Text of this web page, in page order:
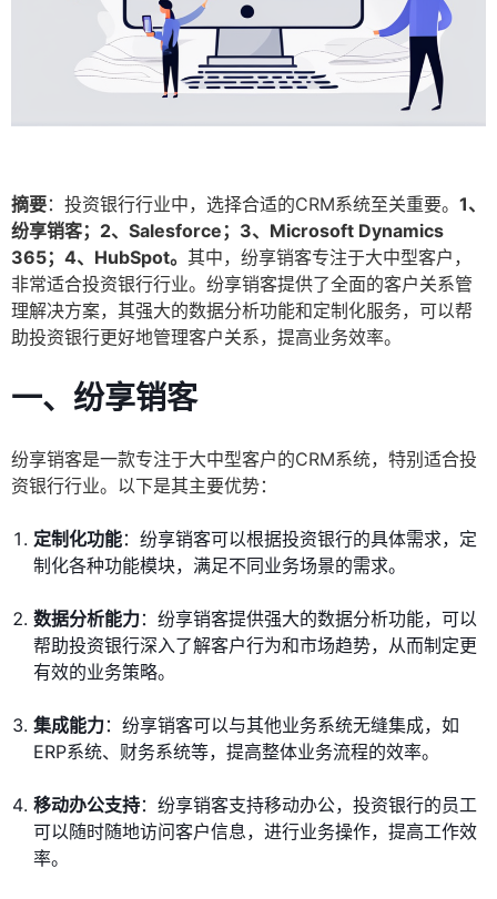
摘要：投资银行行业中，选择合适的CRM系统至关重要。 1、
纷享销客；2、Salesforce；3、Microsoft Dynamics
365；4、HubSpot。 其中，纷享销客专注于大中型客户，
非常适合投资银行行业。纷享销客提供了全面的客户关系管
理解决方案，其强大的数据分析功能和定制化服务，可以帮
助投资银行更好地管理客户关系，提高业务效率。
一、 纷享销客
纷享销客是一款专注于大中型客户的CRM系统，特别适合投
资银行行业。以下是其主要优势：
定制化功能：纷享销客可以根据投资银行的具体需求，定
制化各种功能模块，满足不同业务场景的需求。
数据分析能力：纷享销客提供强大的数据分析功能，可以
帮助投资银行深入了解客户行为和市场趋势，从而制定更
有效的业务策略。
集成能力：纷享销客可以与其他业务系统无缝集成，如
ERP系统、财务系统等，提高整体业务流程的效率。
移动办公支持：纷享销客支持移动办公，投资银行的员工
可以随时随地访问客户信息，进行业务操作，提高工作效
率。